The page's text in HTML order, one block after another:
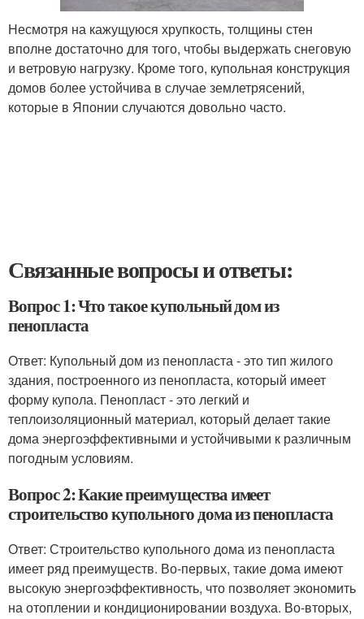
Несмотря на кажущуюся хрупкость, толщины стен
вполне достаточно для того, чтобы выдержать снеговую
и ветровую нагрузку. Кроме того, купольная конструкция
домов более устойчива в случае землетрясений,
которые в Японии случаются довольно часто.
Связанные вопросы и ответы:
Вопрос 1: Что такое купольный дом из
пенопласта
Ответ: Купольный дом из пенопласта - это тип жилого
здания, построенного из пенопласта, который имеет
форму купола. Пенопласт - это легкий и
теплоизоляционный материал, который делает такие
дома энергоэффективными и устойчивыми к различным
погодным условиям.
Вопрос 2: Какие преимущества имеет
строительство купольного дома из пенопласта
Ответ: Строительство купольного дома из пенопласта
имеет ряд преимуществ. Во-первых, такие дома имеют
высокую энергоэффективность, что позволяет экономить
на отоплении и кондиционировании воздуха. Во-вторых,